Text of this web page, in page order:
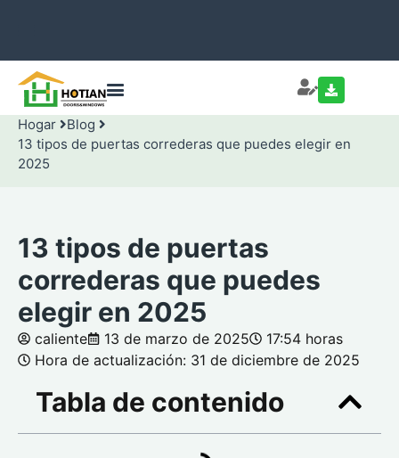
Hogar
Blog
13 tipos de puertas correderas que puedes elegir en
2025
13 tipos de puertas
correderas que puedes
elegir en 2025
caliente 13 de marzo de 2025
17:54 horas
Hora de actualización: 31 de diciembre de 2025
Tabla de contenido